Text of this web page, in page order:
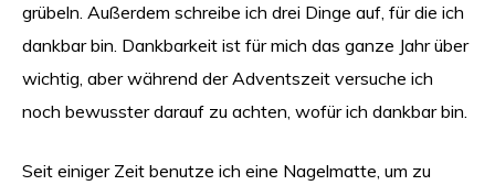
grübeln. Außerdem schreibe ich drei Dinge auf, für die ich
dankbar bin. Dankbarkeit ist für mich das ganze Jahr über
wichtig, aber während der Adventszeit versuche ich
noch bewusster darauf zu achten, wofür ich dankbar bin.
Seit einiger Zeit benutze ich eine Nagelmatte, um zu